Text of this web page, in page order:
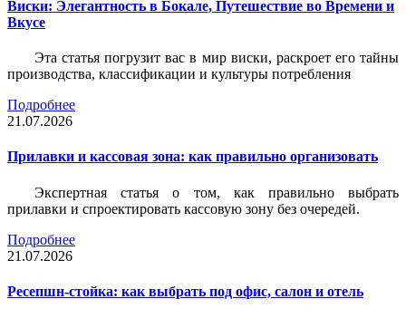
Виски: Элегантность в Бокале, Путешествие во Времени и
Вкусе
Эта статья погрузит вас в мир виски, раскроет его тайны
производства, классификации и культуры потребления
Подробнее
21.07.2026
Прилавки и кассовая зона: как правильно организовать
Экспертная статья о том, как правильно выбрать
прилавки и спроектировать кассовую зону без очередей.
Подробнее
21.07.2026
Ресепшн-стойка: как выбрать под офис, салон и отель